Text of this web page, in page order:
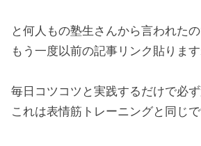
と何人もの塾生さんから言われた
もう一度以前の記事リンク貼りま
毎日コツコツと実践するだけで必ず
これは表情筋トレーニングと同じ